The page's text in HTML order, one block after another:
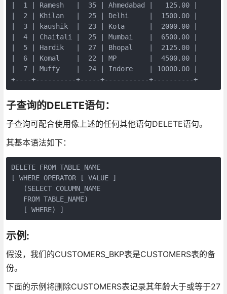
|  1 | Ramesh   |  35 | Ahmedabad |   125.00 |
|  2 | Khilan   |  25 | Delhi     |  1500.00 |
|  3 | kaushik  |  23 | Kota      |  2000.00 |
|  4 | Chaitali |  25 | Mumbai    |  6500.00 |
|  5 | Hardik   |  27 | Bhopal    |  2125.00 |
|  6 | Komal    |  22 | MP        |  4500.00 |
|  7 | Muffy    |  24 | Indore    | 10000.00 |
+----+----------+-----+-----------+----------+
子查询的DELETE语句：
子查询可配合使用像上述的任何其他语句DELETE语句。
其基本语法如下：
DELETE FROM TABLE_NAME
[ WHERE OPERATOR [ VALUE ]
   (SELECT COLUMN_NAME
   FROM TABLE_NAME)
   [ WHERE) ]
示例:
假设，我们的CUSTOMERS_BKP表是CUSTOMERS表的备
份。
下面的示例将删除CUSTOMERS表记录其年龄大于或等于27